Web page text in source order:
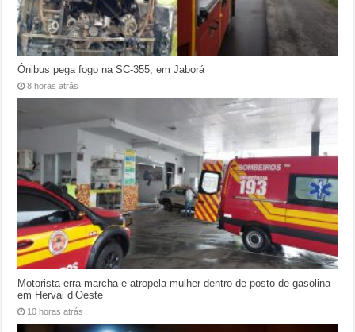
Ônibus pega fogo na SC-355, em Jaborá
8 horas atrás
Motorista erra marcha e atropela mulher dentro de posto de gasolina
em Herval d’Oeste
10 horas atrás